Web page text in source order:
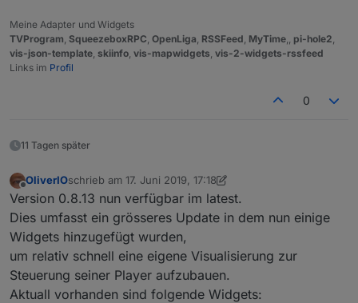
Meine Adapter und Widgets
TVProgram, SqueezeboxRPC, OpenLiga, RSSFeed, MyTime,, pi-hole2,
vis-json-template, skiinfo, vis-mapwidgets, vis-2-widgets-rssfeed
Links im Profil
0
11 Tagen später
Offline
OliverIOschrieb am 17. Juni 2019, 17:18
zuletzt editiert von OliverIO
Version 0.8.13 nun verfügbar im latest.
Dies umfasst ein grösseres Update in dem nun einige
Widgets hinzugefügt wurden,
um relativ schnell eine eigene Visualisierung zur
Steuerung seiner Player aufzubauen.
Aktuall vorhanden sind folgende Widgets: